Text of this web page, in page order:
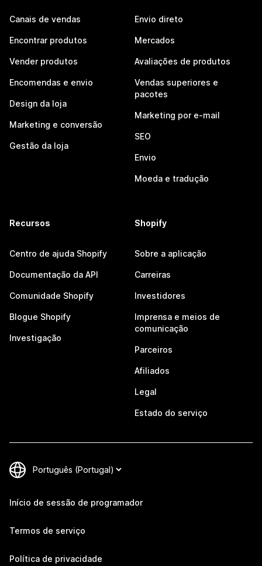
Canais de vendas
Encontrar produtos
Vender produtos
Encomendas e envio
Design da loja
Marketing e conversão
Gestão da loja
Envio direto
Mercados
Avaliações de produtos
Vendas superiores e
pacotes
Marketing por e-mail
SEO
Envio
Moeda e tradução
Recursos
Centro de ajuda Shopify
Documentação da API
Comunidade Shopify
Blogue Shopify
Investigação
Shopify
Sobre a aplicação
Carreiras
Investidores
Imprensa e meios de
comunicação
Parceiros
Afiliados
Legal
Estado do serviço
Início de sessão de programador
Termos de serviço
Política de privacidade